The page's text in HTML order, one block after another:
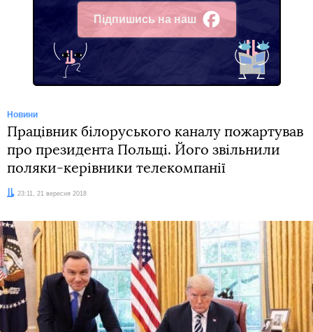
Підпишись на наш
Facebook
Новини
Працівник білоруського каналу пожартував
про президента Польщі. Його звільнили
поляки-керівники телекомпанії
Дата:23:11, 21 вересня 2018